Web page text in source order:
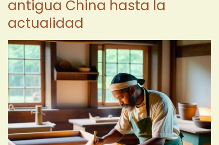
antigua China hasta la
actualidad